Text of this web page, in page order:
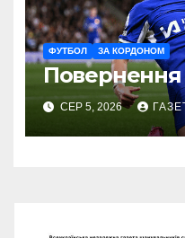
ФУТБОЛ ЗА КОРДОНОМ
СЕР 5, 2026